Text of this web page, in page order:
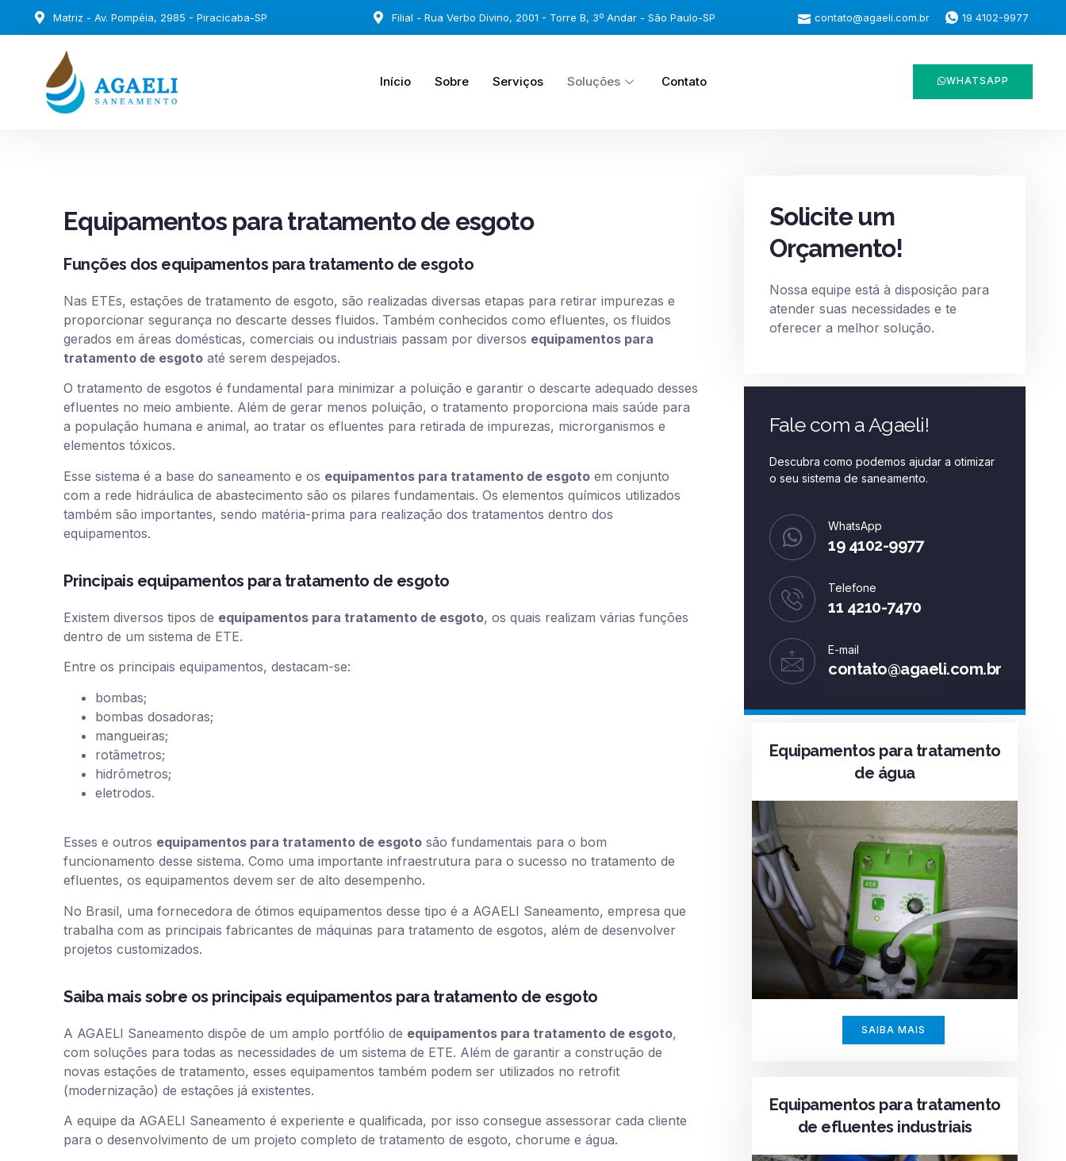
Matriz - Av. Pompéia, 2985 - Piracicaba-SP Filial - Rua Verbo Divino, 2001 - Torre B, 3º Andar - São Paulo-SP contato@agaeli.com.br 19 4102-9977
Início Sobre Serviços Soluções Contato WHATSAPP
Equipamentos para tratamento de esgoto
Funções dos equipamentos para tratamento de esgoto
Nas ETEs, estações de tratamento de esgoto, são realizadas diversas etapas para retirar impurezas e
proporcionar segurança no descarte desses fluidos. Também conhecidos como efluentes, os fluidos
gerados em áreas domésticas, comerciais ou industriais passam por diversos equipamentos para
tratamento de esgoto até serem despejados.
O tratamento de esgotos é fundamental para minimizar a poluição e garantir o descarte adequado desses
efluentes no meio ambiente. Além de gerar menos poluição, o tratamento proporciona mais saúde para
a população humana e animal, ao tratar os efluentes para retirada de impurezas, microrganismos e
elementos tóxicos.
Esse sistema é a base do saneamento e os equipamentos para tratamento de esgoto em conjunto
com a rede hidráulica de abastecimento são os pilares fundamentais. Os elementos químicos utilizados
também são importantes, sendo matéria-prima para realização dos tratamentos dentro dos
equipamentos.
Principais equipamentos para tratamento de esgoto
Existem diversos tipos de equipamentos para tratamento de esgoto, os quais realizam várias funções
dentro de um sistema de ETE.
Entre os principais equipamentos, destacam-se:
bombas;
bombas dosadoras;
mangueiras;
rotâmetros;
hidrômetros;
eletrodos.
Esses e outros equipamentos para tratamento de esgoto são fundamentais para o bom
funcionamento desse sistema. Como uma importante infraestrutura para o sucesso no tratamento de
efluentes, os equipamentos devem ser de alto desempenho.
No Brasil, uma fornecedora de ótimos equipamentos desse tipo é a AGAELI Saneamento, empresa que
trabalha com as principais fabricantes de máquinas para tratamento de esgotos, além de desenvolver
projetos customizados.
Saiba mais sobre os principais equipamentos para tratamento de esgoto
A AGAELI Saneamento dispõe de um amplo portfólio de equipamentos para tratamento de esgoto,
com soluções para todas as necessidades de um sistema de ETE. Além de garantir a construção de
novas estações de tratamento, esses equipamentos também podem ser utilizados no retrofit
(modernização) de estações já existentes.
A equipe da AGAELI Saneamento é experiente e qualificada, por isso consegue assessorar cada cliente
para o desenvolvimento de um projeto completo de tratamento de esgoto, chorume e água.
Solicite um
Orçamento!
Nossa equipe está à disposição para
atender suas necessidades e te
oferecer a melhor solução.
Fale com a Agaeli!
Descubra como podemos ajudar a otimizar
o seu sistema de saneamento.
WhatsApp
19 4102-9977
Telefone
11 4210-7470
E-mail
contato@agaeli.com.br
Equipamentos para tratamento
de água
SAIBA MAIS
Equipamentos para tratamento
de efluentes industriais